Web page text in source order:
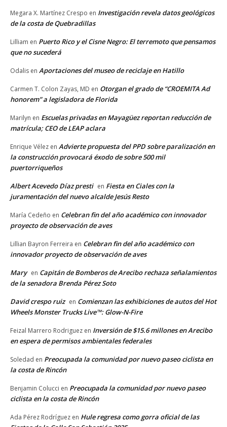
Megara X. Martínez Crespo en Investigación revela datos geológicos
de la costa de Quebradillas
Lilliam en Puerto Rico y el Cisne Negro: El terremoto que pensamos
que no sucederá
Odalis en Aportaciones del museo de reciclaje en Hatillo
Carmen T. Colon Zayas, MD en Otorgan el grado de “CROEMITA Ad
honorem” a legisladora de Florida
Marilyn en Escuelas privadas en Mayagüez reportan reducción de
matrícula; CEO de LEAP aclara
Enrique Vélez en Advierte propuesta del PPD sobre paralización en
la construcción provocará éxodo de sobre 500 mil
puertorriqueños
Albert Acevedo Díaz presti en Fiesta en Ciales con la
juramentación del nuevo alcalde Jesús Resto
María Cedeño en Celebran fin del año académico con innovador
proyecto de observación de aves
Lillian Bayron Ferreira en Celebran fin del año académico con
innovador proyecto de observación de aves
Mary en Capitán de Bomberos de Arecibo rechaza señalamientos
de la senadora Brenda Pérez Soto
David crespo ruiz en Comienzan las exhibiciones de autos del Hot
Wheels Monster Trucks Live™: Glow-N-Fire
Feizal Marrero Rodriguez en Inversión de $15.6 millones en Arecibo
en espera de permisos ambientales federales
Soledad en Preocupada la comunidad por nuevo paseo ciclista en
la costa de Rincón
Benjamin Colucci en Preocupada la comunidad por nuevo paseo
ciclista en la costa de Rincón
Ada Pérez Rodríguez en Hule regresa como gorra oficial de las